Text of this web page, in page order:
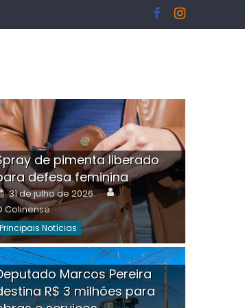
Tristão é
de pimenta liberado
defesa feminina
Posted
on
31 de julho de 2026 Author
Colinense
Principais Notícias
Marcos Pereira
R$ 3 milhões para